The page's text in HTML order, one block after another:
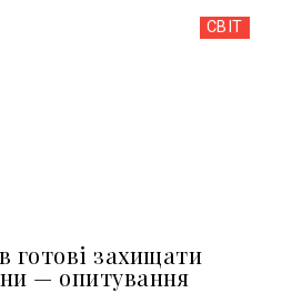
СВІТ
готові захищати
— опитування